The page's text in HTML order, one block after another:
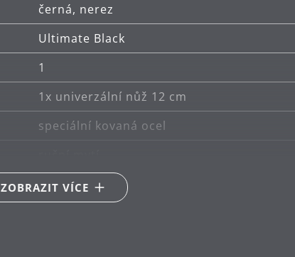
černá, nerez
Ultimate Black
1
1x univerzální nůž 12 cm
speciální kovaná ocel
Německo
ZOBRAZIT VÍCE